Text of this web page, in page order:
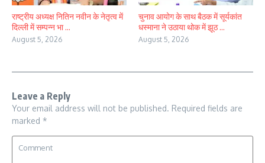
राष्ट्रीय अध्यक्ष नितिन नवीन के नेतृत्व में
दिल्ली में सम्पन्न भा ...
August 5, 2026
चुनाव आयोग के साथ बैठक में सूर्यकांत
धस्माना ने उठाया थोक में झूठ ...
August 5, 2026
Leave a Reply
Your email address will not be published. Required fields are
marked *